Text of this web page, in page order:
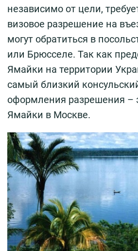
независимо от цели,
визовое разрешение на
могут обратиться в
или Брюсселе. Так как
Ямайки на территории
самый близкий
оформления разрешения –
Ямайки в Москве.